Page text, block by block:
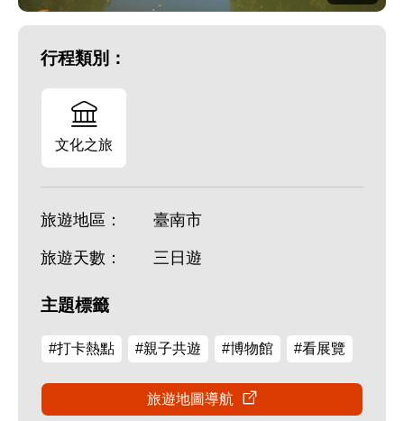
行程類別：
文化之旅
旅遊地區： 臺南市
旅遊天數： 三日遊
主題標籤
#打卡熱點 #親子共遊 #博物館 #看展覽
旅遊地圖導航